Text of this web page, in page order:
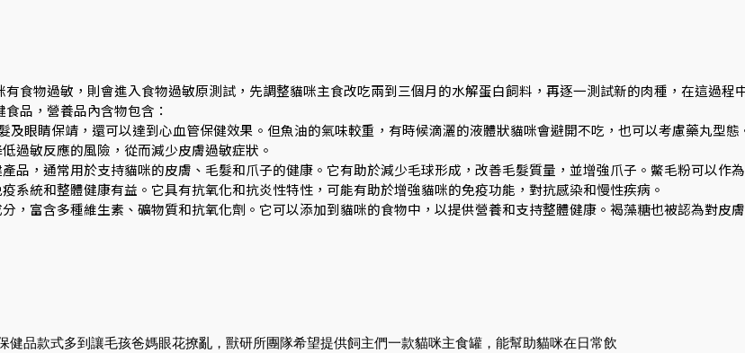
食物過敏，則會進入食物過敏原測試，先調整貓咪主食改吃兩到三個月的水解蛋白飼料，再逐一測試新的肉種，在這
品，營養品內含物包含：
及眼睛保靖，還可以達到心血管保健效果。但魚油的氣味較重，有時候滴灑的液體狀貓咪會避開不吃，也可以考慮藥丸型態
過敏反應的風險，從而減少皮膚過敏症狀。
品，通常用於支持貓咪的皮膚、毛髮和爪子的健康。它有助於減少毛球形成，改善毛髮質量，並增強爪子。鱉毛粉可以作
系統和整體健康有益。它具有抗氧化和抗炎性特性，可能有助於增強貓咪的免疫功能，對抗感染和慢性疾病。
，富含多種維生素、礦物質和抗氧化劑。它可以添加到貓咪的食物中，以提供營養和支持整體健康。褐藻糖也被認為對皮
品款式多到讓毛孩爸媽眼花撩亂，獸研所團隊希望提供飼主們一款貓咪主食罐，能幫助貓咪在日常飲